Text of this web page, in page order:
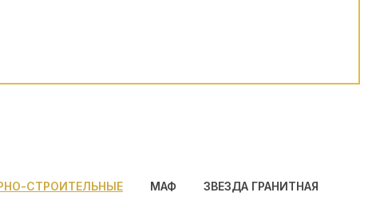
СТРОИТЕЛЬНЫЕ МАФ ЗВЕЗДА ГРАНИТНАЯ